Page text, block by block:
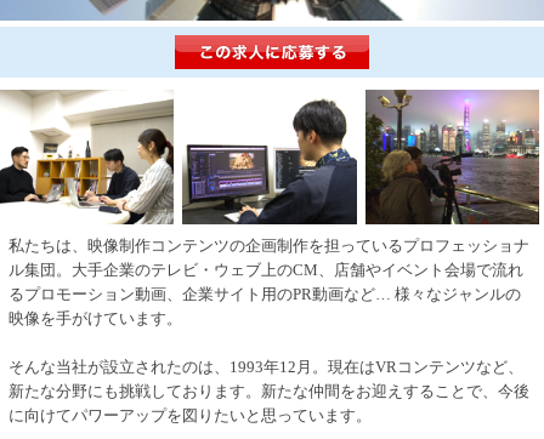
私たちは、映像制作コンテンツの企画制作を担っているプロフェッショナ
ル集団。大手企業のテレビ・ウェブ上のCM、店舗やイベント会場で流れ
るプロモーション動画、企業サイト用のPR動画など… 様々なジャンルの
映像を手がけています。
そんな当社が設立されたのは、1993年12月。現在はVRコンテンツなど、
新たな分野にも挑戦しております。新たな仲間をお迎えすることで、今後
に向けてパワーアップを図りたいと思っています。